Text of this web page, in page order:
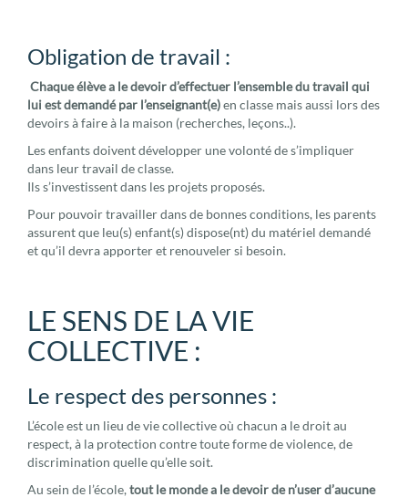
Obligation de travail :
Chaque élève a le devoir d’effectuer l’ensemble du travail qui
lui est demandé par l’enseignant(e)en classe mais aussi lors des
devoirs à faire à la maison (recherches, leçons..).
Les enfants doivent développer une volonté de s’impliquer
dans leur travail de classe.
Ils s’investissent dans les projets proposés.
Pour pouvoir travailler dans de bonnes conditions, les parents
assurent que leu(s) enfant(s) dispose(nt) du matériel demandé
et qu’il devra apporter et renouveler si besoin.
LE SENS DE LA VIE
COLLECTIVE :
Le respect des personnes :
L’école est un lieu de vie collective où chacun a le droit au
respect, à la protection contre toute forme de violence, de
discrimination quelle qu’elle soit.
Au sein de l’école,tout le monde a le devoir de n’user d’aucune